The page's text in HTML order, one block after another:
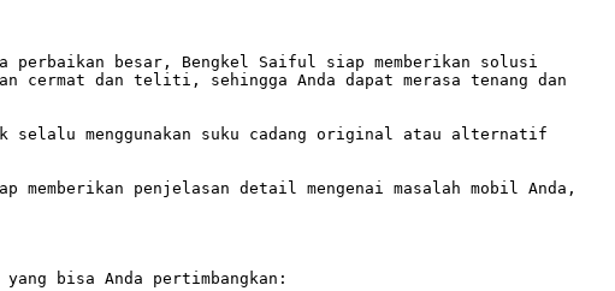
perbaikan besar, Bengkel Saiful siap memberikan solusi
cermat dan teliti, sehingga Anda dapat merasa tenang dan
selalu menggunakan suku cadang original atau alternatif
penjelasan detail mengenai masalah mobil Anda,
bisa Anda pertimbangkan: